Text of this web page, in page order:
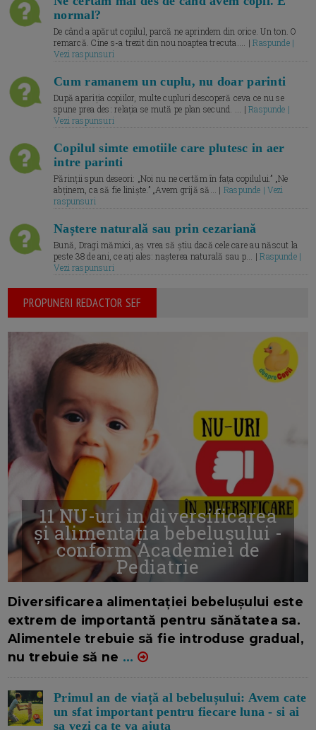
normal?
De când a apărut copilul, parcă ne aprindem din orice. Un ton. O
remarcă. Cine s-a trezit din nou noaptea trecuta.... |Raspunde |
Vezi raspunsuri
Cum ramanem un cuplu, nu doar parinti
După apariția copiilor, multe cupluri descoperă ceva ce nu se
spune prea des: relația se mută pe plan secund. ... |Raspunde |
Vezi raspunsuri
Copilul simte emotiile care plutesc in aer
intre parinti
Părinții spun deseori: „Noi nu ne certăm în fața copilului.” „Ne
abținem, ca să fie liniște.” „Avem grijă să... | Raspunde | Vezi
raspunsuri
Naștere naturală sau prin cezariană
Bună, Dragi mămici, aș vrea să știu dacă cele care au născut la
peste 38 de ani, ce ați ales: nașterea naturală sau p... |Raspunde |
Vezi raspunsuri
PROPUNERI REDACTOR SEF
11 NU-uri in diversificarea
și alimentația bebelușului -
conform Academiei de
Pediatrie
Diversificarea alimentației bebelușului este
extrem de importantă pentru sănătatea sa.
Alimentele trebuie să fie introduse gradual,
nu trebuie să ne ...
Primul an de viață al bebelușului: Avem cate
un sfat important pentru fiecare luna - si ai
sa vezi ca te va ajuta